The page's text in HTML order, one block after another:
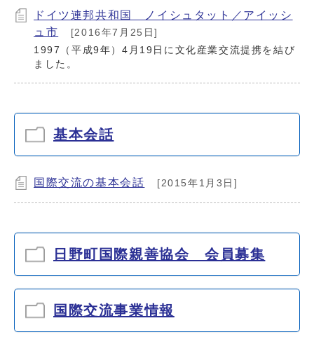
ドイツ連邦共和国 ノイシュタット／アイッシ
ュ市
[2016年7月25日]
1997（平成9年）4月19日に文化産業交流提携を結び
ました。
基本会話
国際交流の基本会話 [2015年1月3日]
日野町国際親善協会 会員募集
国際交流事業情報